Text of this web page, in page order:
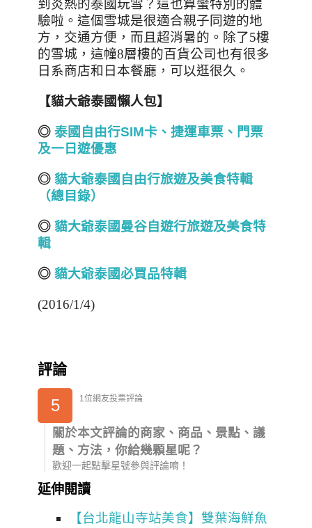
到炎熱的泰國玩雪？這也算蠻特別的體
驗啦。這個雪城是很適合親子同遊的地
方，交通方便，而且超消暑的。除了5樓
的雪城，這幢8層樓的百貨公司也有很多
日系商店和日本餐廳，可以逛很久。
【貓大爺泰國懶人包】
◎ 泰國自由行SIM卡、捷運車票、門票
及一日遊優惠
◎ 貓大爺泰國自由行旅遊及美食特輯
（總目錄）
◎ 貓大爺泰國曼谷自遊行旅遊及美食特
輯
◎ 貓大爺泰國必買品特輯
(2016/1/4)
評論
5 1位網友投票評論
關於本文評論的商家、商品、景點、議
題、方法，你給幾顆星呢？
歡迎一起點擊星號參與評論唷！
延伸閱讀
【台北龍山寺站美食】雙葉海鮮魚